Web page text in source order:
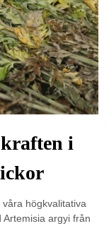
i
högkvalitativa
argyi från